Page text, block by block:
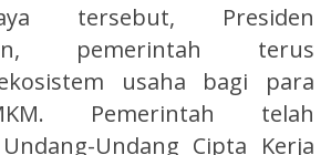
tersebut, Presiden
pemerintah terus
usaha bagi para
Pemerintah telah
Undang Cipta Kerja